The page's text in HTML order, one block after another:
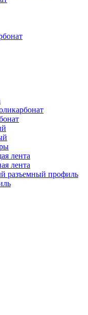
лента
лента
разъемный профиль